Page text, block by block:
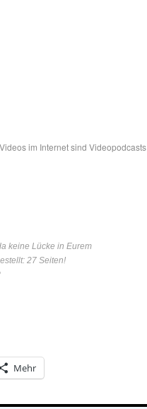
im Internet sind Videopodcasts
keine Lücke in Eurem
27 Seiten!
Mehr